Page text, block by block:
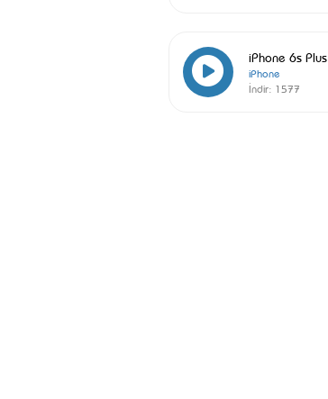
iPhone 6s Plus
iPhone
İndir: 1577